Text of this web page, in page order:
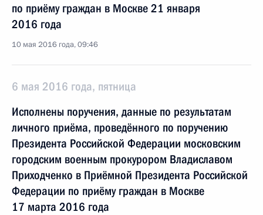
по приёму граждан в Москве 21 января
2016 года
10 мая 2016 года, 09:46
6 мая 2016 года, пятница
Исполнены поручения, данные по результатам
личного приёма, проведённого по поручению
Президента Российской Федерации московским
городским военным прокурором Владиславом
Приходченко в Приёмной Президента Российской
Федерации по приёму граждан в Москве
17 марта 2016 года